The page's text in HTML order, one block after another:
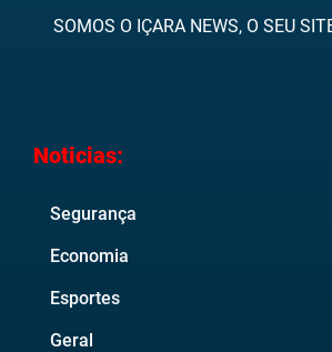
SOMOS O IÇARA NEWS, O SEU
Noticias:
Segurança
Economia
Esportes
Geral